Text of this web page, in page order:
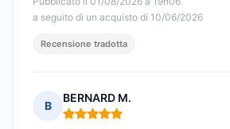
a seguito di un acquisto di 10/06/2026
Recensione tradotta
B
BERNARD M.
Nota: 5 su 5